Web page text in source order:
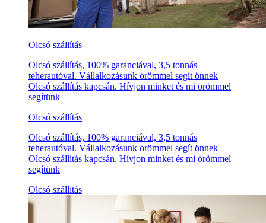
Olcsó szállítás
Olcsó szállítás, 100% garanciával, 3,5 tonnás
teherautóval. Vállalkozásunk örömmel segít önnek
Olcsó szállítás kapcsán. Hívjon minket és mi örömmel
segítünk
Olcsó szállítás
Olcsó szállítás, 100% garanciával, 3,5 tonnás
teherautóval. Vállalkozásunk örömmel segít önnek
Olcsó szállítás kapcsán. Hívjon minket és mi örömmel
segítünk
Olcsó szállítás